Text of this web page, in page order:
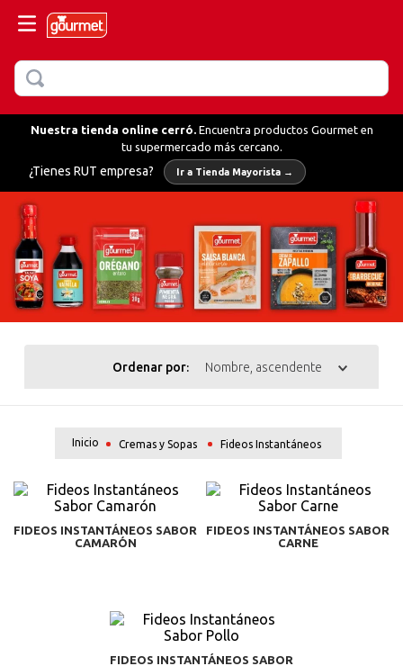
BUSCAR
Nuestra tienda online cerró.Encuentra productos Gourmet en
tu supermercado más cercano.
¿Tienes RUT empresa? Ir a Tienda Mayorista →
Ordenar por Nombre, ascendente
Cremas y Sopas Fideos Instantáneos
FIDEOS INSTANTÁNEOS SABOR
CAMARÓN
FIDEOS INSTANTÁNEOS SABOR
CARNE
FIDEOS INSTANTÁNEOS SABOR
BUSCADOS
verduras